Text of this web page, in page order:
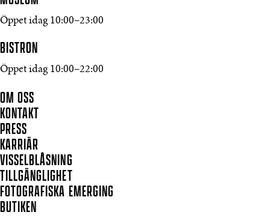
Öppet idag 10:00–23:00
BISTRON
Öppet idag 10:00–22:00
OM OSS
KONTAKT
PRESS
KARRIÄR
VISSELBLÅSNING
TILLGÄNGLIGHET
FOTOGRAFISKA EMERGING
BUTIKEN